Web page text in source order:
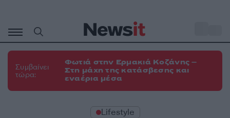
περιεχόμενο
Συμβαίνει
τώρα:
Φωτιά στην Ερμακιά Κοζάνης –
Στη μάχη της κατάσβεσης και
εναέρια μέσα
Lifestyle